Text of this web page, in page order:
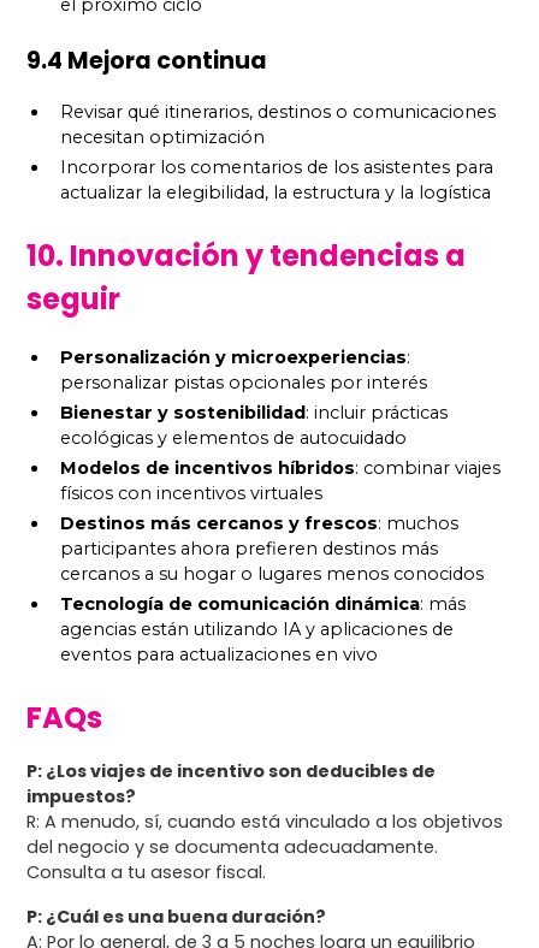
el próximo ciclo
9.4 Mejora continua
Revisar qué itinerarios, destinos o comunicaciones
necesitan optimización
Incorporar los comentarios de los asistentes para
actualizar la elegibilidad, la estructura y la logística
10. Innovación y tendencias a
seguir
Personalización y microexperiencias:
personalizar pistas opcionales por interés
Bienestar y sostenibilidad: incluir prácticas
ecológicas y elementos de autocuidado
Modelos de incentivos híbridos: combinar viajes
físicos con incentivos virtuales
Destinos más cercanos y frescos: muchos
participantes ahora prefieren destinos más
cercanos a su hogar o lugares menos conocidos
Tecnología de comunicación dinámica: más
agencias están utilizando IA y aplicaciones de
eventos para actualizaciones en vivo
FAQs
P: ¿Los viajes de incentivo son deducibles de
impuestos?
R: A menudo, sí, cuando está vinculado a los objetivos
del negocio y se documenta adecuadamente.
Consulta a tu asesor fiscal.
P: ¿Cuál es una buena duración?
A: Por lo general, de 3 a 5 noches logra un equilibrio